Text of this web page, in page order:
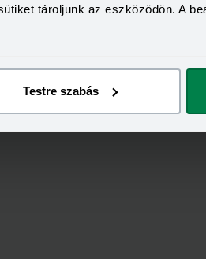
tároljunk az eszközödön. A
Testre szabás